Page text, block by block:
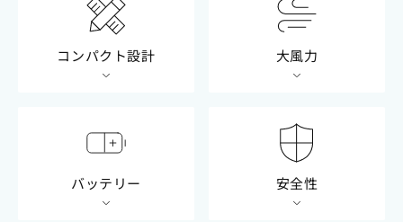
コンパクト設計 大風力
バッテリー 安全性